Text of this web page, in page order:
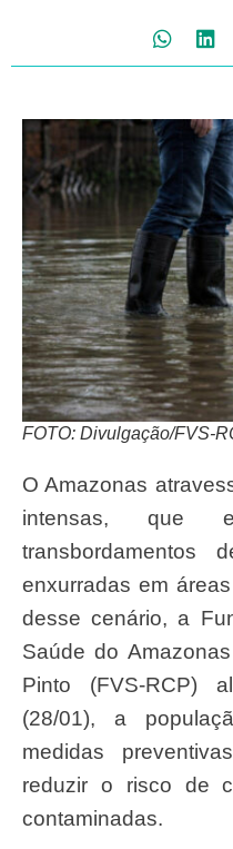
FOTO: Divulgação/FVS-
O Amazonas atravessa um período de chuvas
intensas,
transbordamentos
enxurradas em
desse cenário, a
Saúde do
Pinto (FVS-RCP)
(28/01), a
medidas
reduzir o risco de
contaminadas.